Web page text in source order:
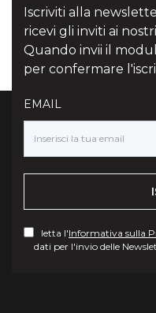
Iscriviti alla
ricevi gli inviti ai
Quando invii il
per confermare
EMAIL
letta l'Informativa sulla
dati per l'invio delle